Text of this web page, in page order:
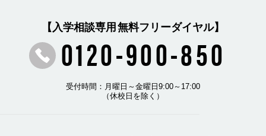
0120-900-850
【入学相談専用 無料フリーダイヤル】
受付時間：月曜日～金曜日9:00～17:00
（休校日を除く）